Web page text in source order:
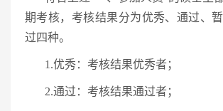
期考核，考核结果分为优秀、通过、
过四种。
1.优秀：考核结果优秀者；
2.通过：考核结果通过者；